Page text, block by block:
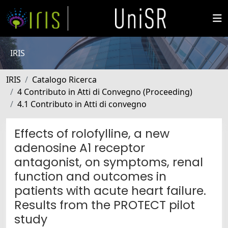
IRIS
IRIS
Catalogo Ricerca
4 Contributo in Atti di Convegno (Proceeding)
4.1 Contributo in Atti di convegno
Effects of rolofylline, a new
adenosine A1 receptor
antagonist, on symptoms, renal
function and outcomes in
patients with acute heart failure.
Results from the PROTECT pilot
study